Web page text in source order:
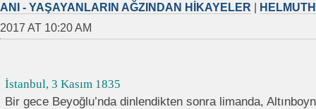
ANI - YAŞAYANLARIN AĞZINDAN HIKAYELER |
2017 AT 10:20 AM
İstanbul, 3 Kasım 1835
Bir gece Beyoğlu’nda dinlendikten sonra limanda,